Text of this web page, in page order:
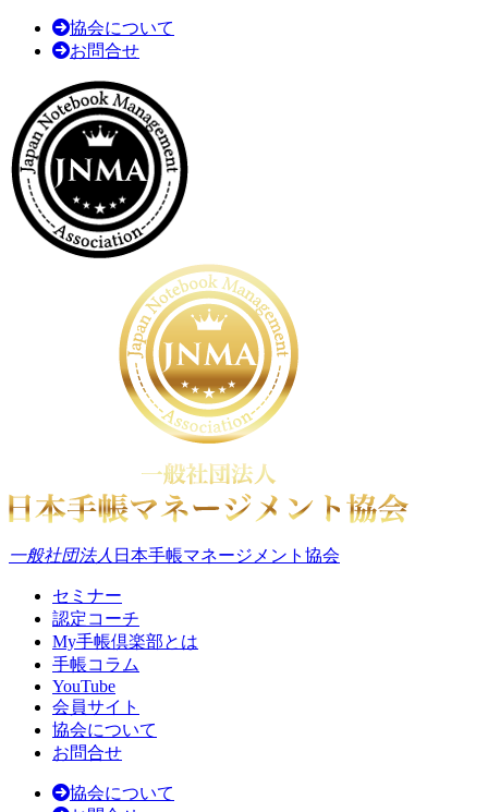
協会について
お問合せ
一般社団法人 日本手帳マネージメント協会
セミナー
認定コーチ
My手帳倶楽部とは
手帳コラム
YouTube
会員サイト
協会について
お問合せ
協会について